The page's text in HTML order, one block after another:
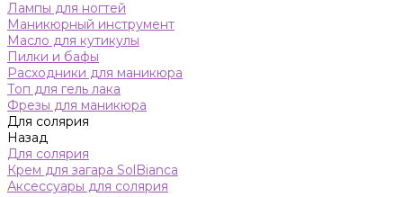
Лампы для ногтей
Маникюрный инструмент
Масло для кутикулы
Пилки и бафы
Расходники для маникюра
Топ для гель лака
Фрезы для маникюра
Для солярия
Назад
Для солярия
Крем для загара SolBianca
Аксессуары для солярия